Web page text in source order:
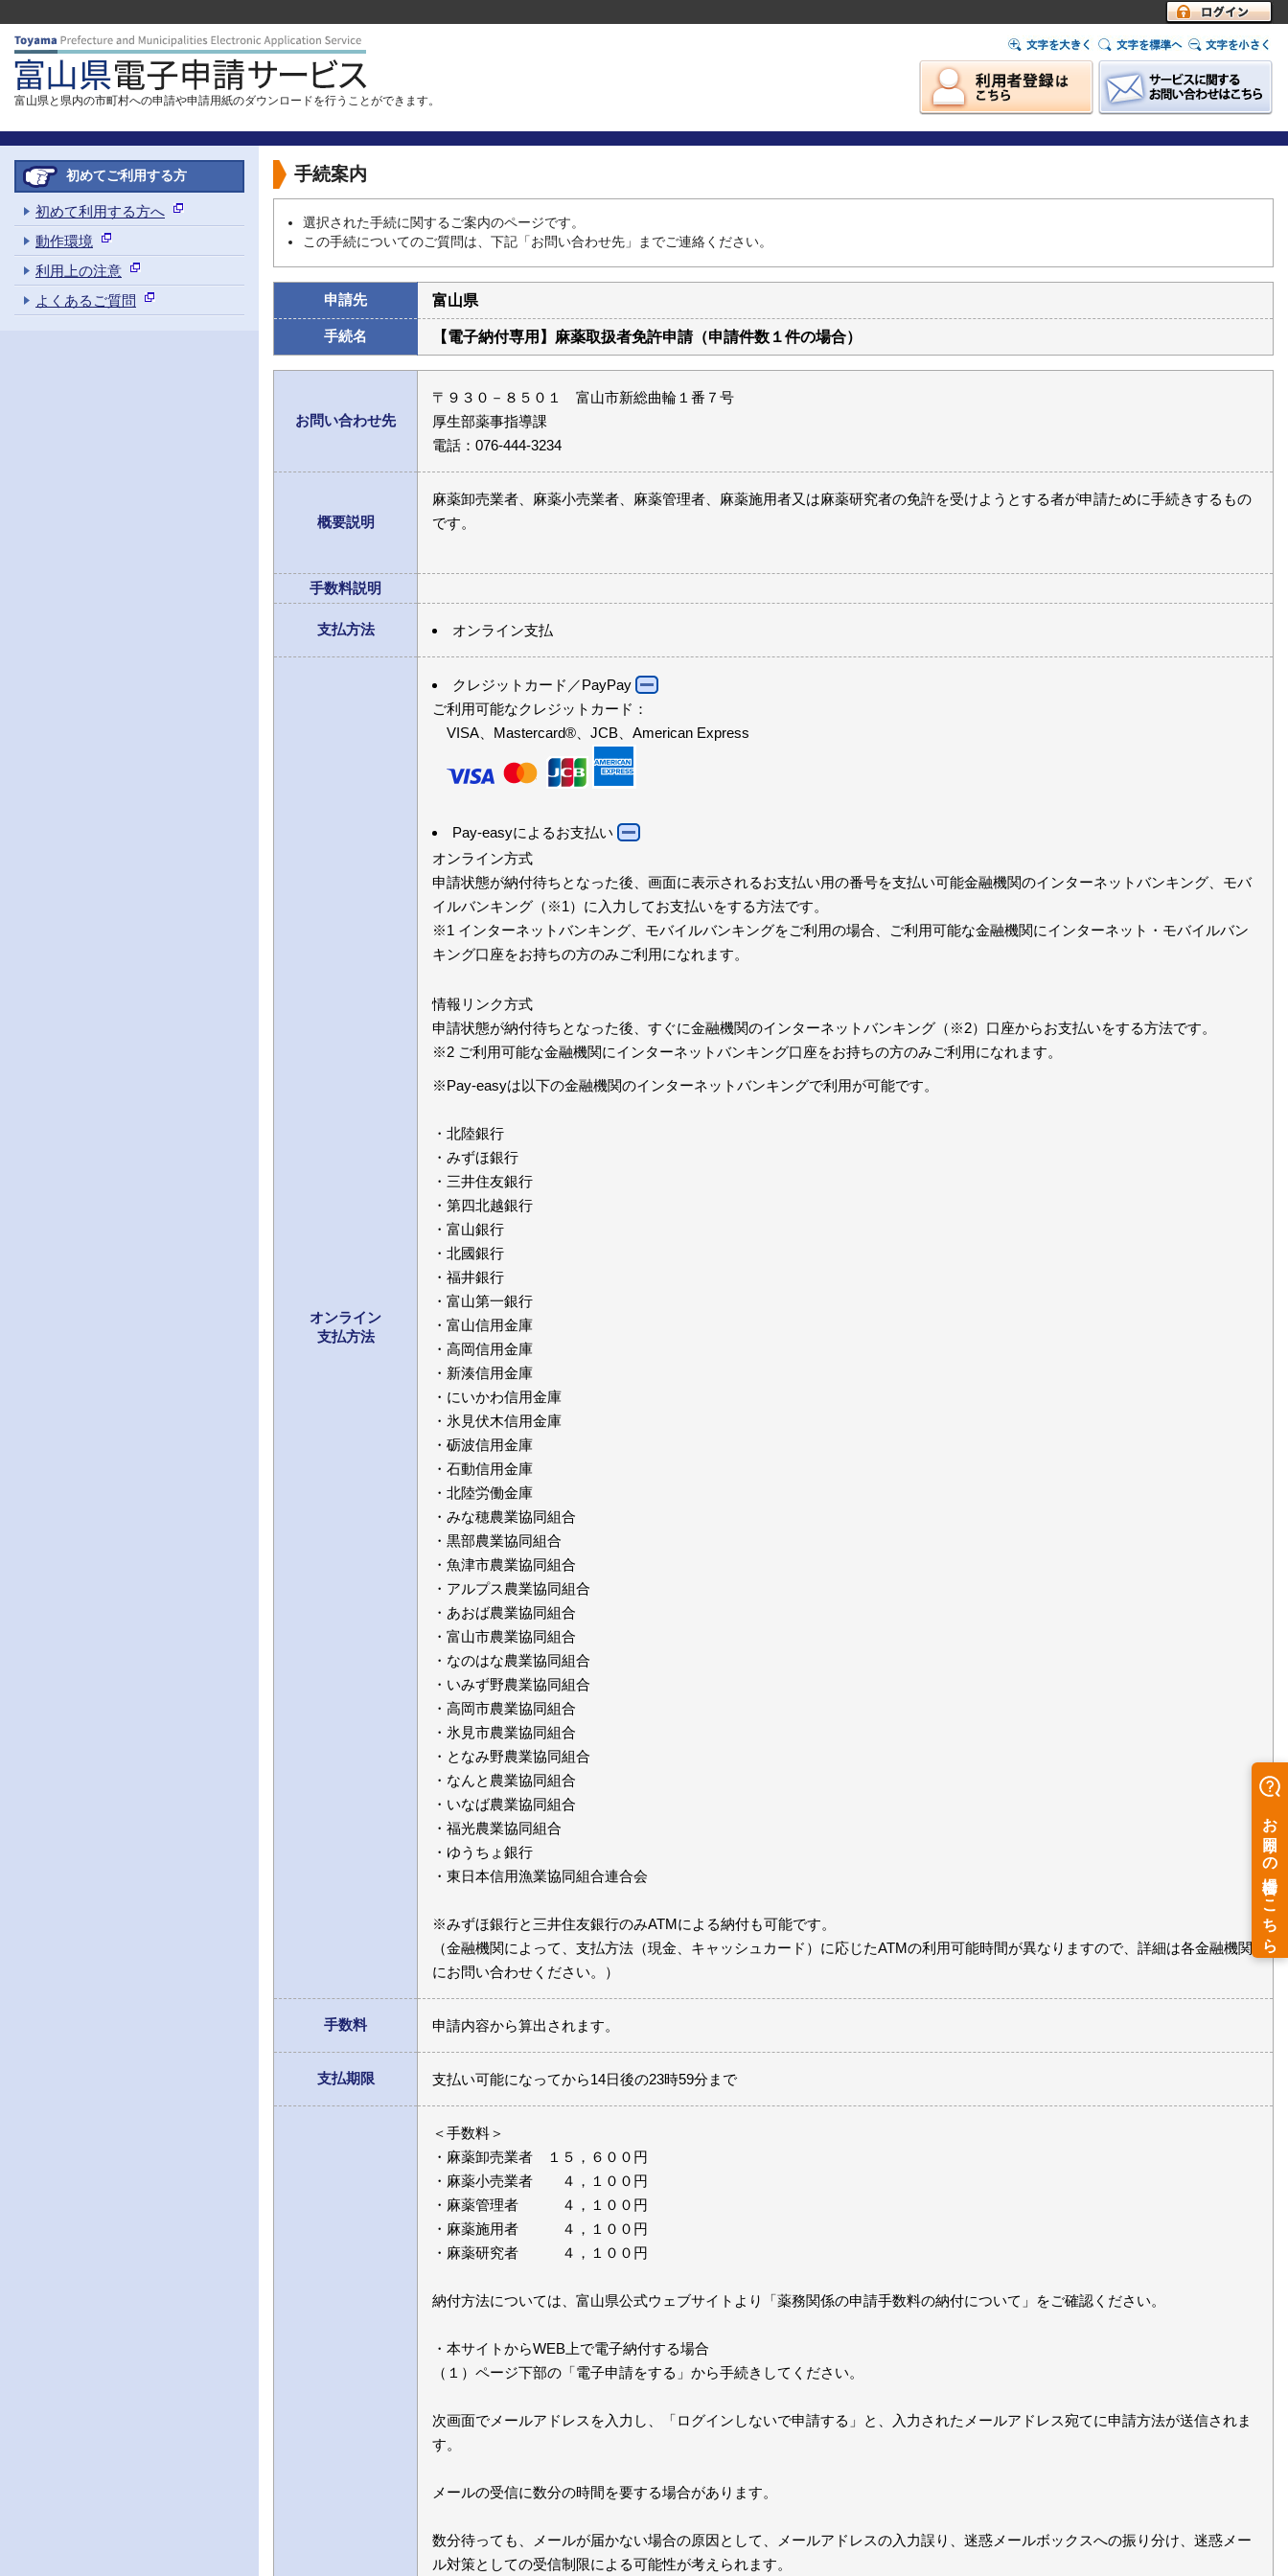
富山県と県内の市町村への申請や申請用紙のダウンロードを行うことができます。
ログイン
初めてご利用する方
初めて利用する方へ
動作環境
利用上の注意
よくあるご質問
手続案内
選択された手続に関するご案内のページです。
この手続についてのご質問は、下記「お問い合わせ先」までご連絡ください。
申請先 富山県
手続名 【電子納付専用】麻薬取扱者免許申請（申請件数１件の場合）
お問い合わせ先
〒９３０－８５０１ 富山市新総曲輪１番７号
厚生部薬事指導課
電話：076-444-3234
概要説明
麻薬卸売業者、麻薬小売業者、麻薬管理者、麻薬施用者又は麻薬研究者の免許を受けようとする者が申請ために手続きするもの
です。
手数料説明
支払方法 オンライン支払
オンライン
支払方法
クレジットカード／PayPay
ご利用可能なクレジットカード：
VISA、Mastercard®、JCB、American Express
Pay-easyによるお支払い
オンライン方式
申請状態が納付待ちとなった後、画面に表示されるお支払い用の番号を支払い可能金融機関のインターネットバンキング、モバ
イルバンキング（※1）に入力してお支払いをする方法です。
※1 インターネットバンキング、モバイルバンキングをご利用の場合、ご利用可能な金融機関にインターネット・モバイルバン
キング口座をお持ちの方のみご利用になれます。
情報リンク方式
申請状態が納付待ちとなった後、すぐに金融機関のインターネットバンキング（※2）口座からお支払いをする方法です。
※2 ご利用可能な金融機関にインターネットバンキング口座をお持ちの方のみご利用になれます。
※Pay-easyは以下の金融機関のインターネットバンキングで利用が可能です。
・北陸銀行
・みずほ銀行
・三井住友銀行
・第四北越銀行
・富山銀行
・北國銀行
・福井銀行
・富山第一銀行
・富山信用金庫
・高岡信用金庫
・新湊信用金庫
・にいかわ信用金庫
・氷見伏木信用金庫
・砺波信用金庫
・石動信用金庫
・北陸労働金庫
・みな穂農業協同組合
・黒部農業協同組合
・魚津市農業協同組合
・アルプス農業協同組合
・あおば農業協同組合
・富山市農業協同組合
・なのはな農業協同組合
・いみず野農業協同組合
・高岡市農業協同組合
・氷見市農業協同組合
・となみ野農業協同組合
・なんと農業協同組合
・いなば農業協同組合
・福光農業協同組合
・ゆうちょ銀行
・東日本信用漁業協同組合連合会
※みずほ銀行と三井住友銀行のみATMによる納付も可能です。
（金融機関によって、支払方法（現金、キャッシュカード）に応じたATMの利用可能時間が異なりますので、詳細は各金融機関
にお問い合わせください。）
手数料 申請内容から算出されます。
支払期限 支払い可能になってから14日後の23時59分まで
＜手数料＞
・麻薬卸売業者 １５，６００円
・麻薬小売業者 ４，１００円
・麻薬管理者 ４，１００円
・麻薬施用者 ４，１００円
・麻薬研究者 ４，１００円
納付方法については、富山県公式ウェブサイトより「薬務関係の申請手数料の納付について」をご確認ください。
・本サイトからWEB上で電子納付する場合
（１）ページ下部の「電子申請をする」から手続きしてください。
次画面でメールアドレスを入力し、「ログインしないで申請する」と、入力されたメールアドレス宛てに申請方法が送信されま
す。
メールの受信に数分の時間を要する場合があります。
数分待っても、メールが届かない場合の原因として、メールアドレスの入力誤り、迷惑メールボックスへの振り分け、迷惑メー
ル対策としての受信制限による可能性が考えられます。